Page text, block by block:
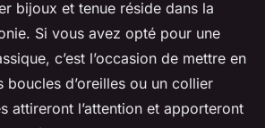
bijoux et tenue réside dans la
Si vous avez opté pour une
c’est l’occasion de mettre en
boucles d’oreilles ou un collier
attireront l’attention et apporteront